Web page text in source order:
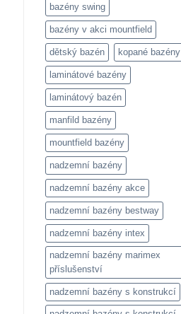
bazény swing
bazény v akci mountfield
dětský bazén kopané bazény
laminátové bazény
laminátový bazén
manfild bazény
mountfield bazény
nadzemní bazény
nadzemní bazény akce
nadzemní bazény bestway
nadzemní bazény intex
nadzemní bazény marimex
příslušenství
nadzemní bazény s konstrukcí